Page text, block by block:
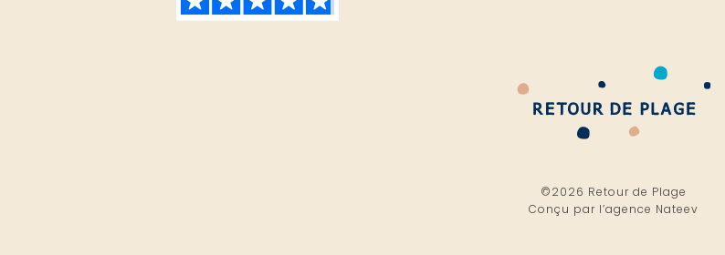
©2026 Retour de Plage
Conçu par l’agence Nateev